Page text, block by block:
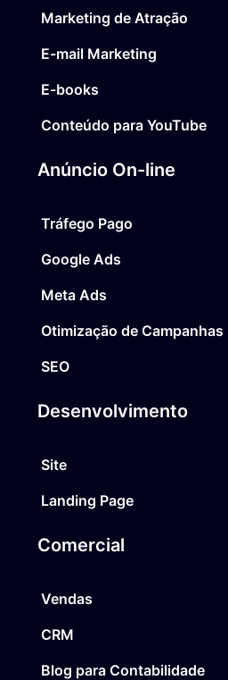
Marketing de Atração
E-mail Marketing
E-books
Conteúdo para YouTube
Anúncio On-line
Tráfego Pago
Google Ads
Meta Ads
Otimização de Campanhas
SEO
Desenvolvimento
Site
Landing Page
Comercial
Vendas
CRM
Blog para Contabilidade